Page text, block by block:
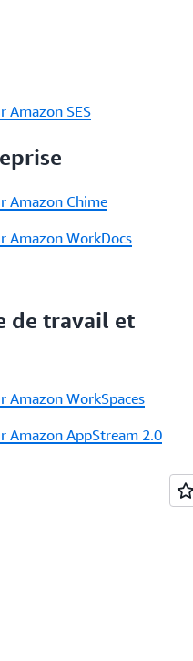
Amazon SES
Amazon Chime
Amazon WorkDocs
de travail et
Amazon WorkSpaces
Amazon AppStream 2.0